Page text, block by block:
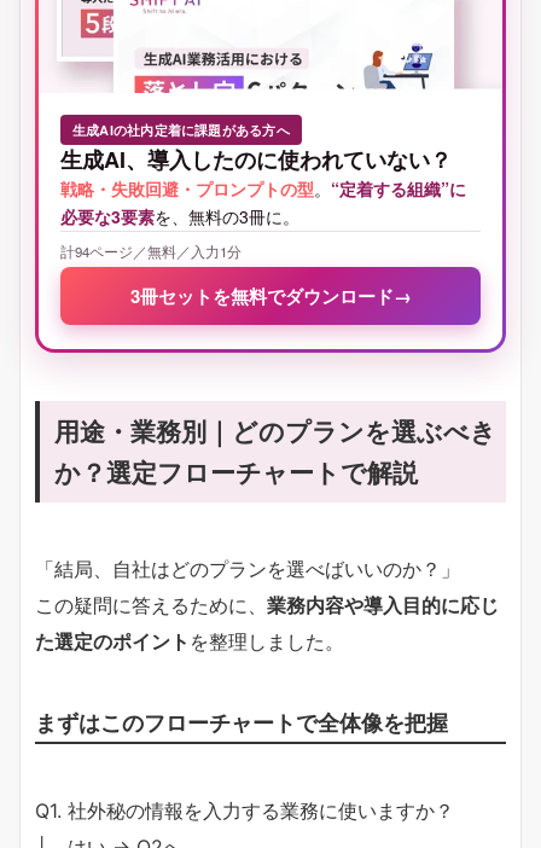
生成AIの社内定着に課題がある方へ
生成AI、導入したのに使われていない？
戦略・失敗回避・プロンプトの型。 “定着する組織”に
必要な3要素を、無料の3冊に。
計94ページ／無料／入力1分
3冊セットを無料でダウンロード→
用途・業務別｜どのプランを選ぶべき
か？選定フローチャートで解説
「結局、自社はどのプランを選べばいいのか？」
この疑問に答えるために、 業務内容や導入目的に応じ
た選定のポイント を整理しました。
まずはこのフローチャートで全体像を把握
Q1. 社外秘の情報を入力する業務に使いますか？